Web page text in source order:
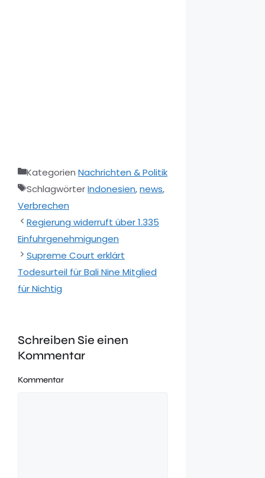
Kategorien Nachrichten & Politik
SchlagwörterIndonesien,news,
Verbrechen
Regierung widerruft über 1.335
Einfuhrgenehmigungen
Supreme Court erklärt
Todesurteil für Bali Nine Mitglied
für Nichtig
Schreiben Sie einen
Kommentar
Kommentar